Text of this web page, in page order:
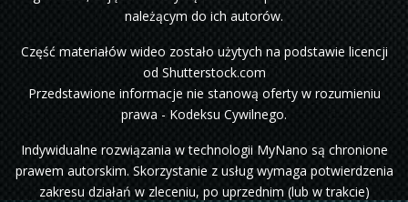
należącym do ich autorów.
Część materiałów wideo zostało użytych na podstawie licencji
od Shutterstock.com
Przedstawione informacje nie stanową oferty w rozumieniu
prawa - Kodeksu Cywilnego.
Indywidualne rozwiązania w technologii MyNano są chronione
prawem autorskim. Skorzystanie z usług wymaga potwierdzenia
zakresu działań w zleceniu, po uprzednim (lub w trakcie)